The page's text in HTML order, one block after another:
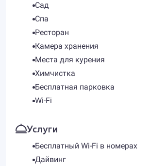
Сад
Спа
Ресторан
Камера хранения
Места для курения
Химчистка
Бесплатная парковка
Wi-Fi
Услуги
Бесплатный Wi-Fi в номерах
Дайвинг